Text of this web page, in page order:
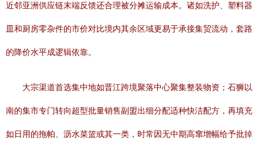
近邻亚洲供应链末端反馈还合理被分摊运输成本。诸如洗护、塑料器
皿和厨房零杂件的市价对比境内其余区域更易于承接集贸流动，套路
的降价水平成逻辑依靠。
大宗渠道首选集中地如晋江跨境聚落中心聚集整装物资；石狮以
南的集市专门转向超型批量销售副盟出细分配适种快洁配方，再填充
如日用的拖帕、沥水菜篮或其一类，时常因无中期高窜增幅给予批掉